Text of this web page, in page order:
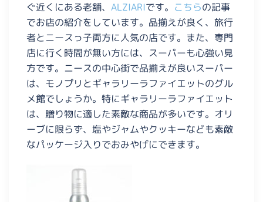
ぐ近くにある老舗、 ALZIARIです。 こちらの記事
でお店の紹介をしています。品揃えが良く、旅行
者とニースっ子両方に人気の店です。また、専門
店に行く時間が無い方には、スーパーも心強い見
方です。ニースの中心街で品揃えが良いスーパー
は、モノプリとギャラリーラファイエットのグル
メ館でしょうか。特にギャラリーラファイエット
は、贈り物に適した素敵な商品が多いです。オリ
ーブに限らず、塩やジャムやクッキーなども素敵
なパッケージ入りでおみやげにできます。